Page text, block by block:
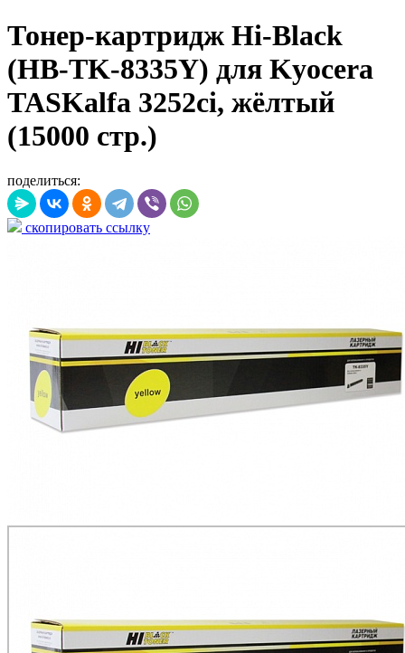
Тонер-картридж Hi-Black
(HB-TK-8335Y) для Kyocera
TASKalfa 3252ci, жёлтый
(15000 стр.)
поделиться:
скопировать ссылку